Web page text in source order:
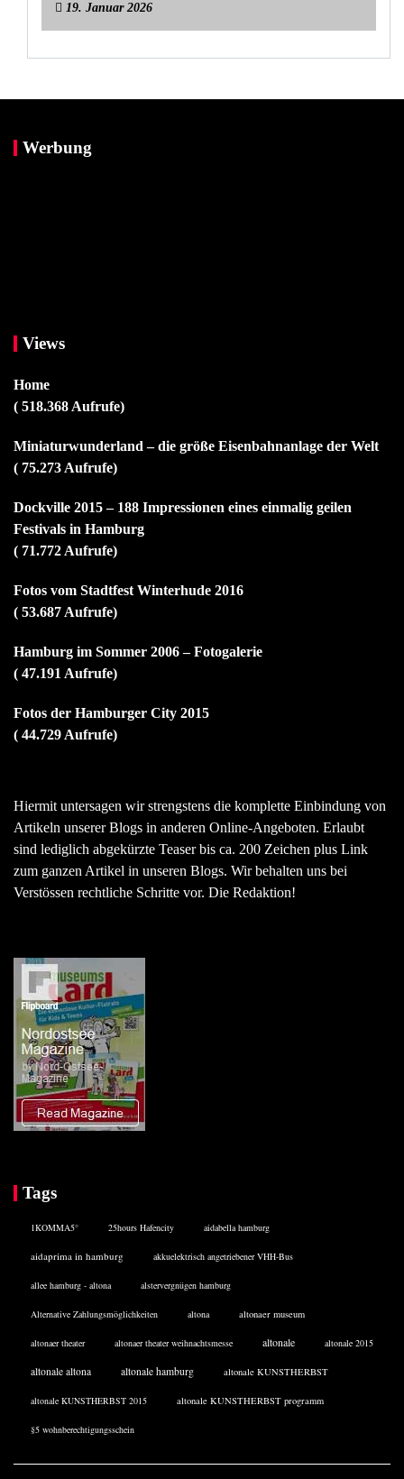
19. Januar 2026
Werbung
Views
Home
( 518.368 Aufrufe)
Miniaturwunderland – die größe Eisenbahnanlage der Welt
( 75.273 Aufrufe)
Dockville 2015 – 188 Impressionen eines einmalig geilen
Festivals in Hamburg
( 71.772 Aufrufe)
Fotos vom Stadtfest Winterhude 2016
( 53.687 Aufrufe)
Hamburg im Sommer 2006 – Fotogalerie
( 47.191 Aufrufe)
Fotos der Hamburger City 2015
( 44.729 Aufrufe)
Hiermit untersagen wir strengstens die komplette Einbindung von
Artikeln unserer Blogs in anderen Online-Angeboten. Erlaubt
sind lediglich abgekürzte Teaser bis ca. 200 Zeichen plus Link
zum ganzen Artikel in unseren Blogs. Wir behalten uns bei
Verstössen rechtliche Schritte vor. Die Redaktion!
Tags
1KOMMA5° 25hours Hafencity aidabella hamburg
aidaprima in hamburg akkuelektrisch angetriebener VHH-Bus
allee hamburg - altona alstervergnügen hamburg
Alternative Zahlungsmöglichkeiten altona altonaer museum
altonaer theater altonaer theater weihnachtsmesse altonale altonale 2015
altonale altona altonale hamburg altonale KUNSTHERBST
altonale KUNSTHERBST 2015 altonale KUNSTHERBST programm
§5 wohnberechtigungsschein